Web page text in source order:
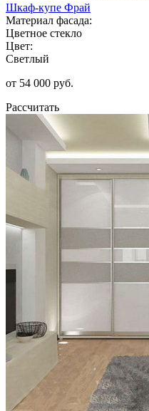
Шкаф-купе Фрай
Материал фасада:
Цветное стекло
Цвет:
Светлый
от 54 000 руб.
Рассчитать